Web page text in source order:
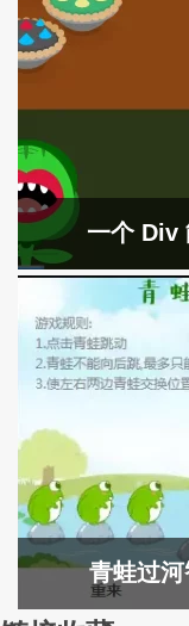
一个 Div
青蛙过